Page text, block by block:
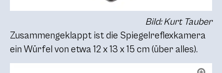
Bild: Kurt Tauber
Zusammengeklappt ist die Spiegelreflexkamera
ein Würfel von etwa 12 x 13 x 15 cm (über alles).